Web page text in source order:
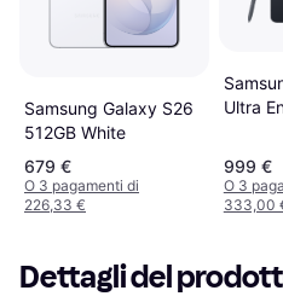
Samsung Galaxy S26
512GB White
679 €
O 3 pagamenti di
226,33 €
Ultra
999 €
O 3
333,00
Dettagli del